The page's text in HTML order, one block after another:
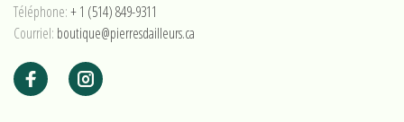
Téléphone:+ 1 (514) 849-9311
Courriel: boutique@pierresdailleurs.ca